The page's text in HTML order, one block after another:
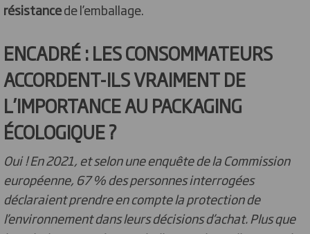
résistancede l’emballage.
ENCADRÉ : LES CONSOMMATEURS
ACCORDENT-ILS VRAIMENT DE
L’IMPORTANCE AU PACKAGING
ÉCOLOGIQUE ?
Oui ! En 2021, et selon une enquête de la Commission
européenne, 67 % des personnes interrogées
déclaraient prendre en compte la protection de
l’environnement dans leurs décisions d’achat. Plus que